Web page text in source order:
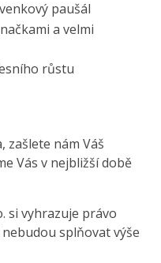
paušál
a velmi
růstu
zašlete nám Váš
Vás v nejbližší době
si vyhrazuje právo
splňovat výše